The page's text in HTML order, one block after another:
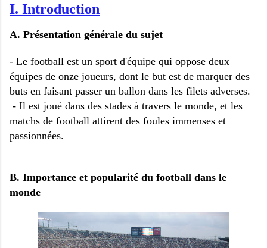
I. Introduction
A. Présentation générale du sujet
- Le football est un sport d'équipe qui oppose deux
équipes de onze joueurs, dont le but est de marquer des
buts en faisant passer un ballon dans les filets adverses.
- Il est joué dans des stades à travers le monde, et les
matchs de football attirent des foules immenses et
passionnées.
B. Importance et popularité du football dans le
monde